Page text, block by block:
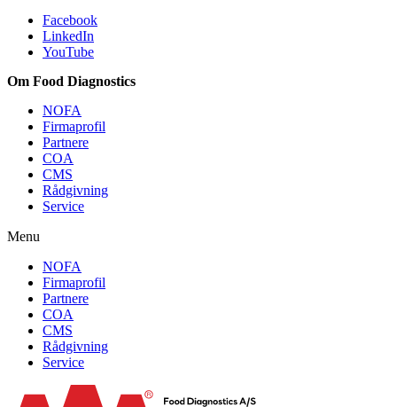
Facebook
LinkedIn
YouTube
Om Food Diagnostics
NOFA
Firmaprofil
Partnere
COA
CMS
Rådgivning
Service
Menu
NOFA
Firmaprofil
Partnere
COA
CMS
Rådgivning
Service